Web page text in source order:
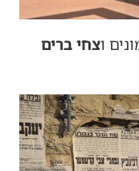
וצחי ברים